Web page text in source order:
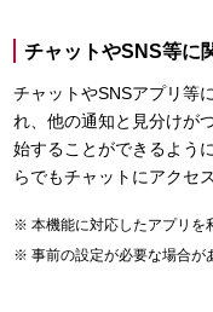
チャットやSNS等に
チャットやSNSアプリ等
れ、他の通知と見分けが
始することができるよう
らでもチャットにアクセ
本機能に対応したアプリを
事前の設定が必要な場合が